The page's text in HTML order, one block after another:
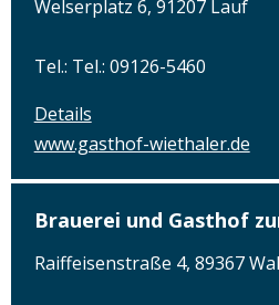
Welserplatz 6, 91207 Lauf
Tel.: Tel.: 09126-5460
Details
www.gasthof-wiethaler.de
Brauerei und Gasthof
Raiffeisenstraße 4, 89367